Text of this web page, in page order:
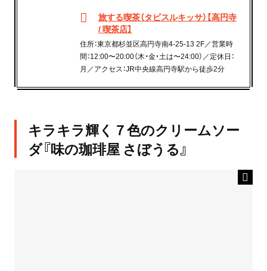
旅する喫茶（タビスルキッサ）【高円寺
/ 喫茶店】
住所：東京都杉並区高円寺南4-25-13 2F／営業時
間：12:00〜20:00（木・金・土は〜24:00）／定休日：
月／アクセス：JR中央線高円寺駅から徒歩2分
キラキラ輝く７色のクリームソー
ダ『味の珈琲屋 さぼうる』